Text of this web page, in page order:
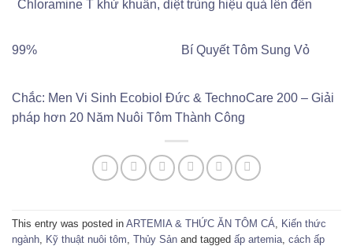
Chloramine T khử khuẩn, diệt trùng hiệu quả lên đến
99% Bí Quyết Tôm Sung Vỏ
Chắc: Men Vi Sinh Ecobiol Đức & TechnoCare 200 – Giải
pháp hơn 20 Năm Nuôi Tôm Thành Công
This entry was posted in ARTEMIA & THỨC ĂN TÔM CÁ
Kiến thức
ngành Kỹ thuật nuôi tôm Thủy Sản and tagged ấp artemia cách ấp